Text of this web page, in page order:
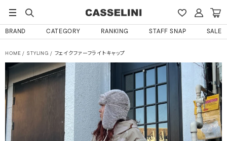
BRAND CATEGORY RANKING STAFF SNAP SALE
HOME STYLING フェイクファーフライトキャップ